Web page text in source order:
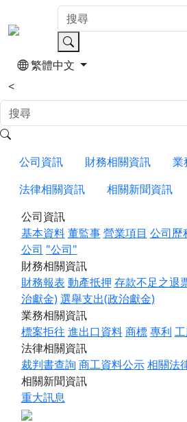
繁體中文
<
公司資訊 財務相關資訊
業
法律相關資訊
相關新聞資訊
公司資訊
基本資料董監事營業項目 公司歷
公司 "公司"
財務相關資訊
財務報表 動產抵押 存款不足之退
治獻金)選舉支出(政治獻金)
業務相關資訊
標案拒往 進出口資料商標專利
法律相關資訊
裁判書查詢 商工資料公示相關法
相關新聞資訊
重大訊息